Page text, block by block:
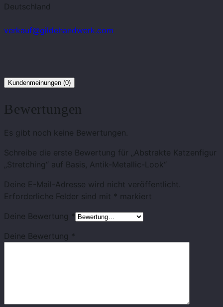
Deutschland
verkauf@gildehandwerk.com
Kundenmeinungen (0)
Bewertungen
Es gibt noch keine Bewertungen.
Schreibe die erste Bewertung für „Abstrakte Katzenfigur
„Stretching“ auf Basis, Antik-Metallic-Look“
Deine E-Mail-Adresse wird nicht veröffentlicht.
Erforderliche Felder sind mit * markiert
Deine Bewertung *
Deine Bewertung *